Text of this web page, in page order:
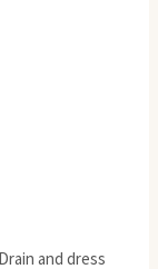
and dress